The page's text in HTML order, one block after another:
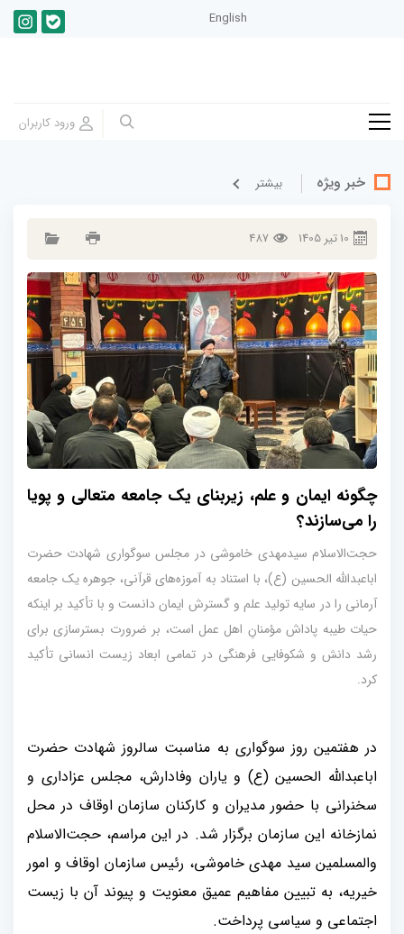
English
خبر ویژه بيشتر
10تير 1405
487
چگونه ایمان و علم، زیربنای یک جامعه متعالی و پویا
را می‌سازند؟
حجت‌الاسلام سیدمهدی خاموشی در مجلس سوگواری شهادت حضرت
اباعبدالله الحسین (ع)، با استناد به آموزه‌های قرآنی، جوهره یک جامعه
آرمانی را در سایه تولید علم و گسترش ایمان دانست و با تأکید بر اینکه
حیات طیبه پاداش مؤمنانِ اهل عمل است، بر ضرورت بسترسازی برای
رشد دانش و شکوفایی فرهنگی در تمامی ابعاد زیست انسانی تأکید
کرد.
در هفتمین روز سوگواری به مناسبت سالروز شهادت حضرت
اباعبدالله الحسین (ع) و یاران وفادارش، مجلس عزاداری و
سخنرانی با حضور مدیران و کارکنان سازمان اوقاف در محل
نمازخانه این سازمان برگزار شد. در این مراسم، حجت‌الاسلام
والمسلمین سید مهدی خاموشی، رئیس سازمان اوقاف و امور
خیریه، به تبیین مفاهیم عمیق معنویت و پیوند آن با زیست
اجتماعی و سیاسی پرداخت.